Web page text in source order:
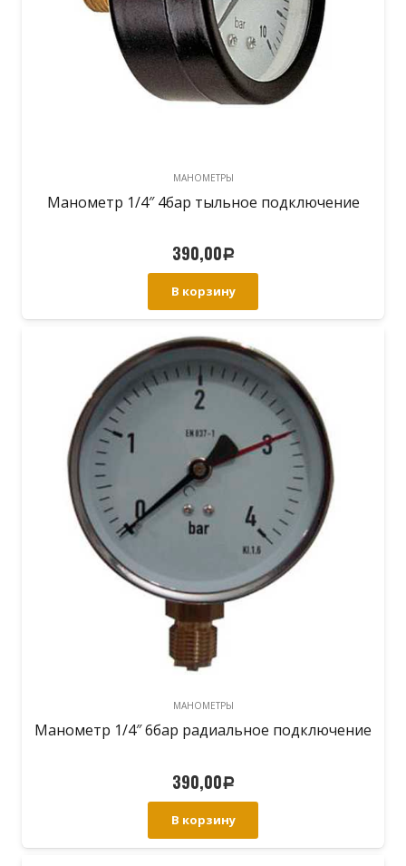
МАНОМЕТРЫ
Манометр 1/4″ 4бар тыльное подключение
390,00Р
В корзину
МАНОМЕТРЫ
Манометр 1/4″ 6бар радиальное подключение
390,00Р
В корзину